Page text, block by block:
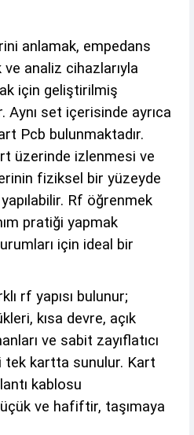
anlamak, empedans
ve analiz cihazlarıyla
için geliştirilmiş
Aynı set içerisinde ayrıca
Pcb bulunmaktadır.
üzerinde izlenmesi ve
fiziksel bir yüzeyde
Rf öğrenmek
pratiği yapmak
için ideal bir
rf yapısı bulunur;
kısa devre, açık
ve sabit zayıflatıcı
kartta sunulur. Kart
kablosu
ve hafiftir, taşımaya